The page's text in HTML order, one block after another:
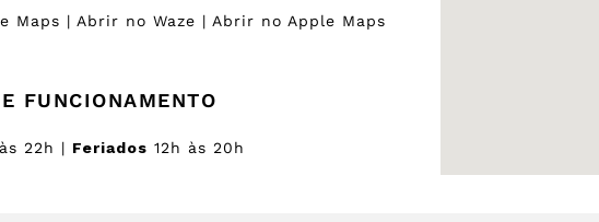
Maps | Abrir no Waze | Abrir no Apple Maps
FUNCIONAMENTO
22h | Feriados 12h às 20h